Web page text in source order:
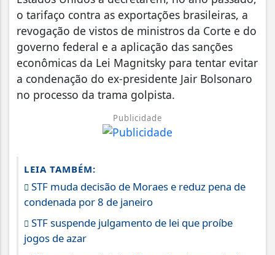
o tarifaço contra as exportações brasileiras, a
revogação de vistos de ministros da Corte e do
governo federal e a aplicação das sanções
econômicas da Lei Magnitsky para tentar evitar
a condenação do ex-presidente Jair Bolsonaro
no processo da trama golpista.
Publicidade
LEIA TAMBÉM:
STF muda decisão de Moraes e reduz pena de
condenada por 8 de janeiro
STF suspende julgamento de lei que proíbe
jogos de azar